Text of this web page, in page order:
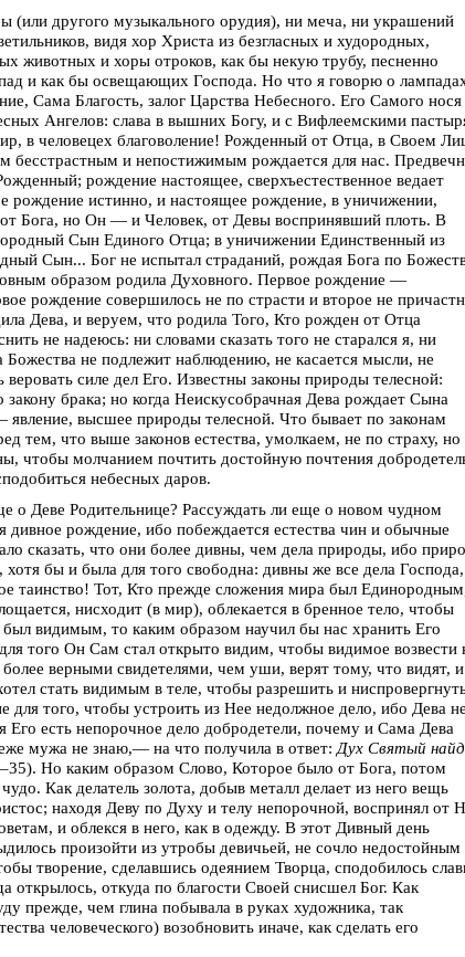
(или другого музыкального орудия), ни меча, ни украшений
видя хор Христа из безгласных и худородных,
животных и хоры отроков, как бы некую трубу, песненно
и как бы освещающих Господа. Но что я говорю о
Сама Благость, залог Царства Небесного. Его Самого нося
Ангелов: слава в вышних Богу, и с Вифлеемскими
в человецех благоволение! Рожденный от Отца, в Своем
бесстрастным и непостижимым рождается для нас.
рождение настоящее, сверхъестественное ведает
рождение истинно, и настоящее рождение, в уничижении,
от Бога, но Он — и Человек, от Девы воспринявший плоть. В
Сын Единого Отца; в уничижении Единственный из
Сын... Бог не испытал страданий, рождая Бога по
образом родила Духовного. Первое рождение —
рождение совершилось не по страсти и второе не
Дева, и веруем, что родила Того, Кто рожден от Отца
не надеюсь: ни словами сказать того не старался я, ни
не подлежит наблюдению, не касается мысли, не
силе дел Его. Известны законы природы телесной:
брака; но когда Неискусобрачная Дева рождает Сына
высшее природы телесной. Что бывает по законам
тем, что выше законов естества, умолкаем, не по страху, но
чтобы молчанием почтить достойную почтения
небесных даров.
о Деве Родительнице? Рассуждать ли еще о новом чудном
рождение, ибо побеждается естества чин и обычные
сказать, что они более дивны, чем дела природы, ибо
бы и была для того свободна: дивны же все дела
таинство! Тот, Кто прежде сложения мира был
нисходит (в мир), облекается в бренное тело, чтобы
видимым, то каким образом научил бы нас хранить Его
того Он Сам стал открыто видим, чтобы видимое возвести
верными свидетелями, чем уши, верят тому, что видят, и
стать видимым в теле, чтобы разрешить и
для того, чтобы устроить из Нее недолжное дело, ибо Дева не
есть непорочное дело добродетели, почему и Сама Дева
мужа не знаю,— на что получила в ответ: Дух Святый
Но каким образом Слово, Которое было от Бога, потом
Как делатель золота, добыв металл делает из него вещь
находя Деву по Духу и телу непорочной, воспринял от
и облекся в него, как в одежду. В этот Дивный день
произойти из утробы девичьей, не сочло недостойным
творение, сделавшись одеянием Творца, сподобилось
открылось, откуда по благости Своей снисшел Бог. Как
прежде, чем глина побывала в руках художника, так
человеческого) возобновить иначе, как сделать его